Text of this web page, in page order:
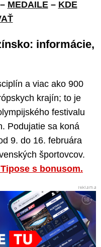
– MEDAILE– KDE
informácie,
a viac ako 900
krajín; to je
festivalu
Podujatie sa koná
9. do 16. februára
športovcov.
s bonusom.